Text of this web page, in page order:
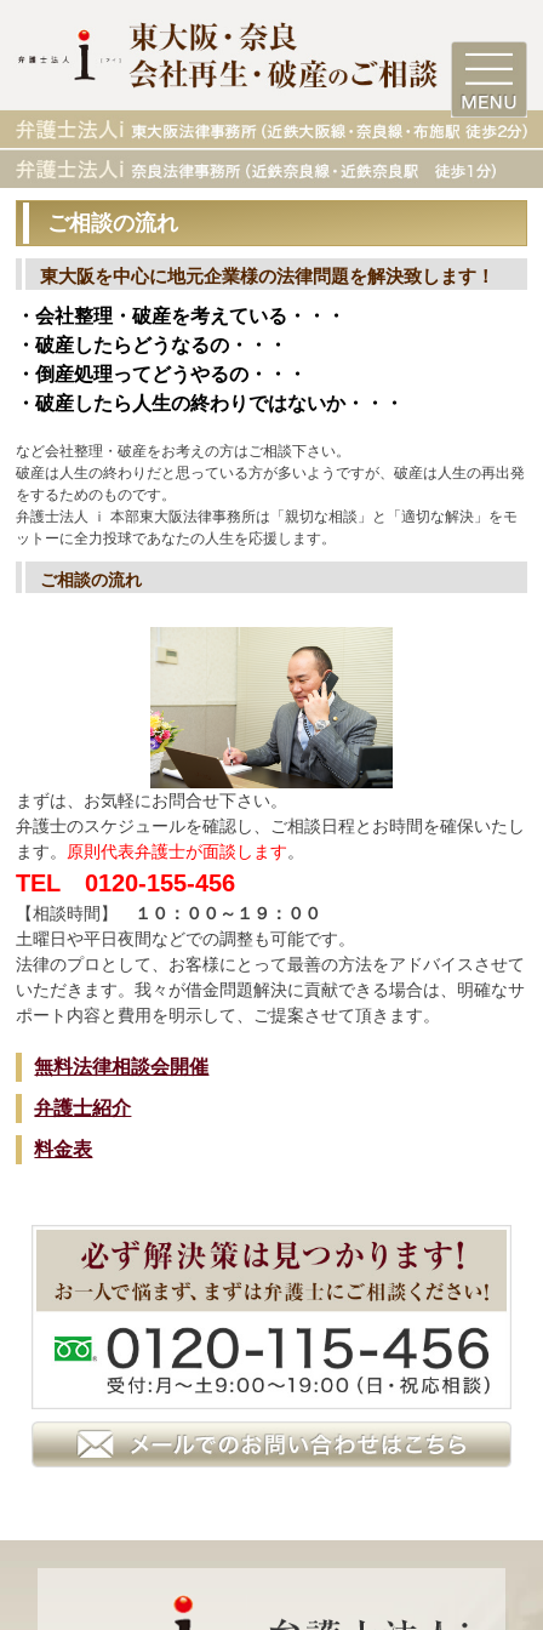
ご相談の流れ
東大阪を中心に地元企業様の法律問題を解決致します！
・会社整理・破産を考えている・・・
・破産したらどうなるの・・・
・倒産処理ってどうやるの・・・
・破産したら人生の終わりではないか・・・
など会社整理・破産をお考えの方はご相談下さい。
破産は人生の終わりだと思っている方が多いようですが、破産は人生の再出発
をするためのものです。
弁護士法人 ｉ 本部東大阪法律事務所は「親切な相談」と「適切な解決」をモ
ットーに全力投球であなたの人生を応援します。
ご相談の流れ
まずは、お気軽にお問合せ下さい。
弁護士のスケジュールを確認し、ご相談日程とお時間を確保いたし
ます。 原則代表弁護士が面談します。
TEL 0120-155-456
【相談時間】
１０：００～１９：００
土曜日や平日夜間などでの調整も可能です。
法律のプロとして、お客様にとって最善の方法をアドバイスさせて
いただきます。我々が借金問題解決に貢献できる場合は、明確なサ
ポート内容と費用を明示して、ご提案させて頂きます。
無料法律相談会開催
弁護士紹介
料金表